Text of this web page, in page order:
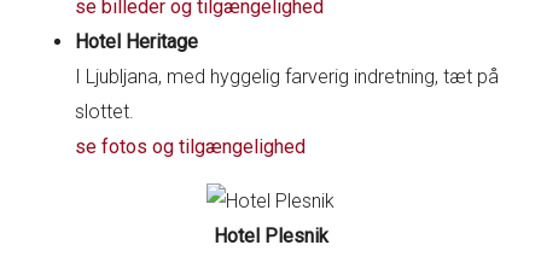
se billeder og tilgængelighed
Hotel Heritage
I Ljubljana, med hyggelig farverig indretning, tæt på
slottet.
se fotos og tilgængelighed
Hotel Plesnik